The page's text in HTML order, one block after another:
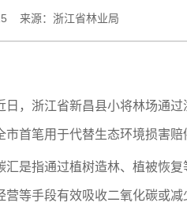
来源：浙江省林业局
浙江省新昌县小将林场通过浙
市首笔用于代替生态环境损害赔
指通过植树造林、植被恢复等
营等手段有效吸收二氧化碳或